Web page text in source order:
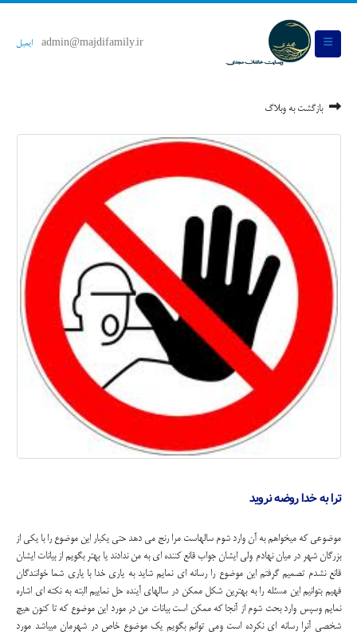
admin@majdifamily.ir ایمیل
بازگشت به وبلاگ
ترا به خدا روضه نروید
موضوعی که میخواهم به آن وارد شوم سالهاست مرا رنج می دهد حتی یکبار این موضوع را با یکی از
بزرگان شهر در میان نهادم ولی ایشان جواب قانع کننده ای به من ندادند یا بهتر بگویم از بیانات ایشان
قانع نشدم تصمیم گرفتم این موضوع را رسانه ای نمایم شاید به یاری خدا با یاری شما خوانندگان
فهیم بتوانیم این مسئله را به بهترین شکل ممکن در سالهای آینده حل نماییم البته به نکته ای اشاره
نمایم وسپس وارد بحث شوم از آنجا که ممکن است بیانات من در مورد این موضوع که تا کنون هیچ
شخصی آنرا رسانه ای نکرده است ومی توانم بگویم یک موضوع خاص در شهرمان میباشد مورد